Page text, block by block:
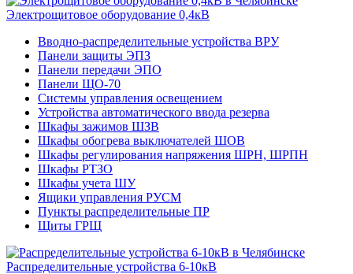
Электрощитовое оборудование 0,4кВ
Вводно-распределительные устройства ВРУ
Панели защиты ЭПЗ
Панели передачи ЭПО
Панели ЩО-70
Системы управления освещением
Устройства автоматического ввода резерва
Шкафы зажимов ШЗВ
Шкафы обогрева выключателей ШОВ
Шкафы регулирования напряжения ШРН, ШРПН
Шкафы РТЗО
Шкафы учета ШУ
Ящики управления РУСМ
Пункты распределительные ПР
Щиты ГРЩ
Распределительные устройства 6-10кВ